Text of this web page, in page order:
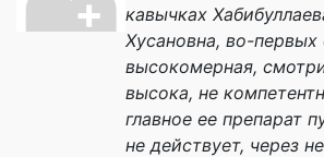
кавычках
Хусановна, во-первых
высокомерная,
высока, не
главное ее препарат
не действует, через